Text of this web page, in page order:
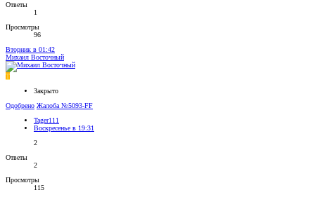
Ответы
1
Просмотры
96
Вторник в 01:42
Михаил Восточный
T
Закрыто
Одобрено Жалоба №5093-FF
Tager111
Воскресенье в 19:31
2
Ответы
2
Просмотры
115